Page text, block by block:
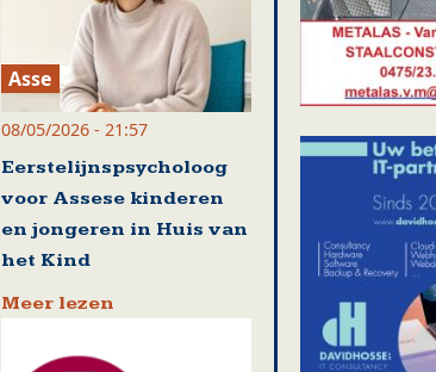
Asse
08/05/2026 - 21:57
Eerstelijnspsycholoog
voor Assese kinderen
en jongeren in Huis van
het Kind
Meer lezen